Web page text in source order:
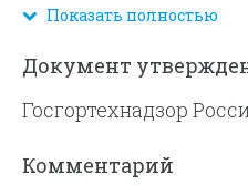
эксплуатацию,
выполняющих для них
виды работ,
Госгортехнадзору
Показать полностью
Документ
Госгортехнадзор
Комментарий